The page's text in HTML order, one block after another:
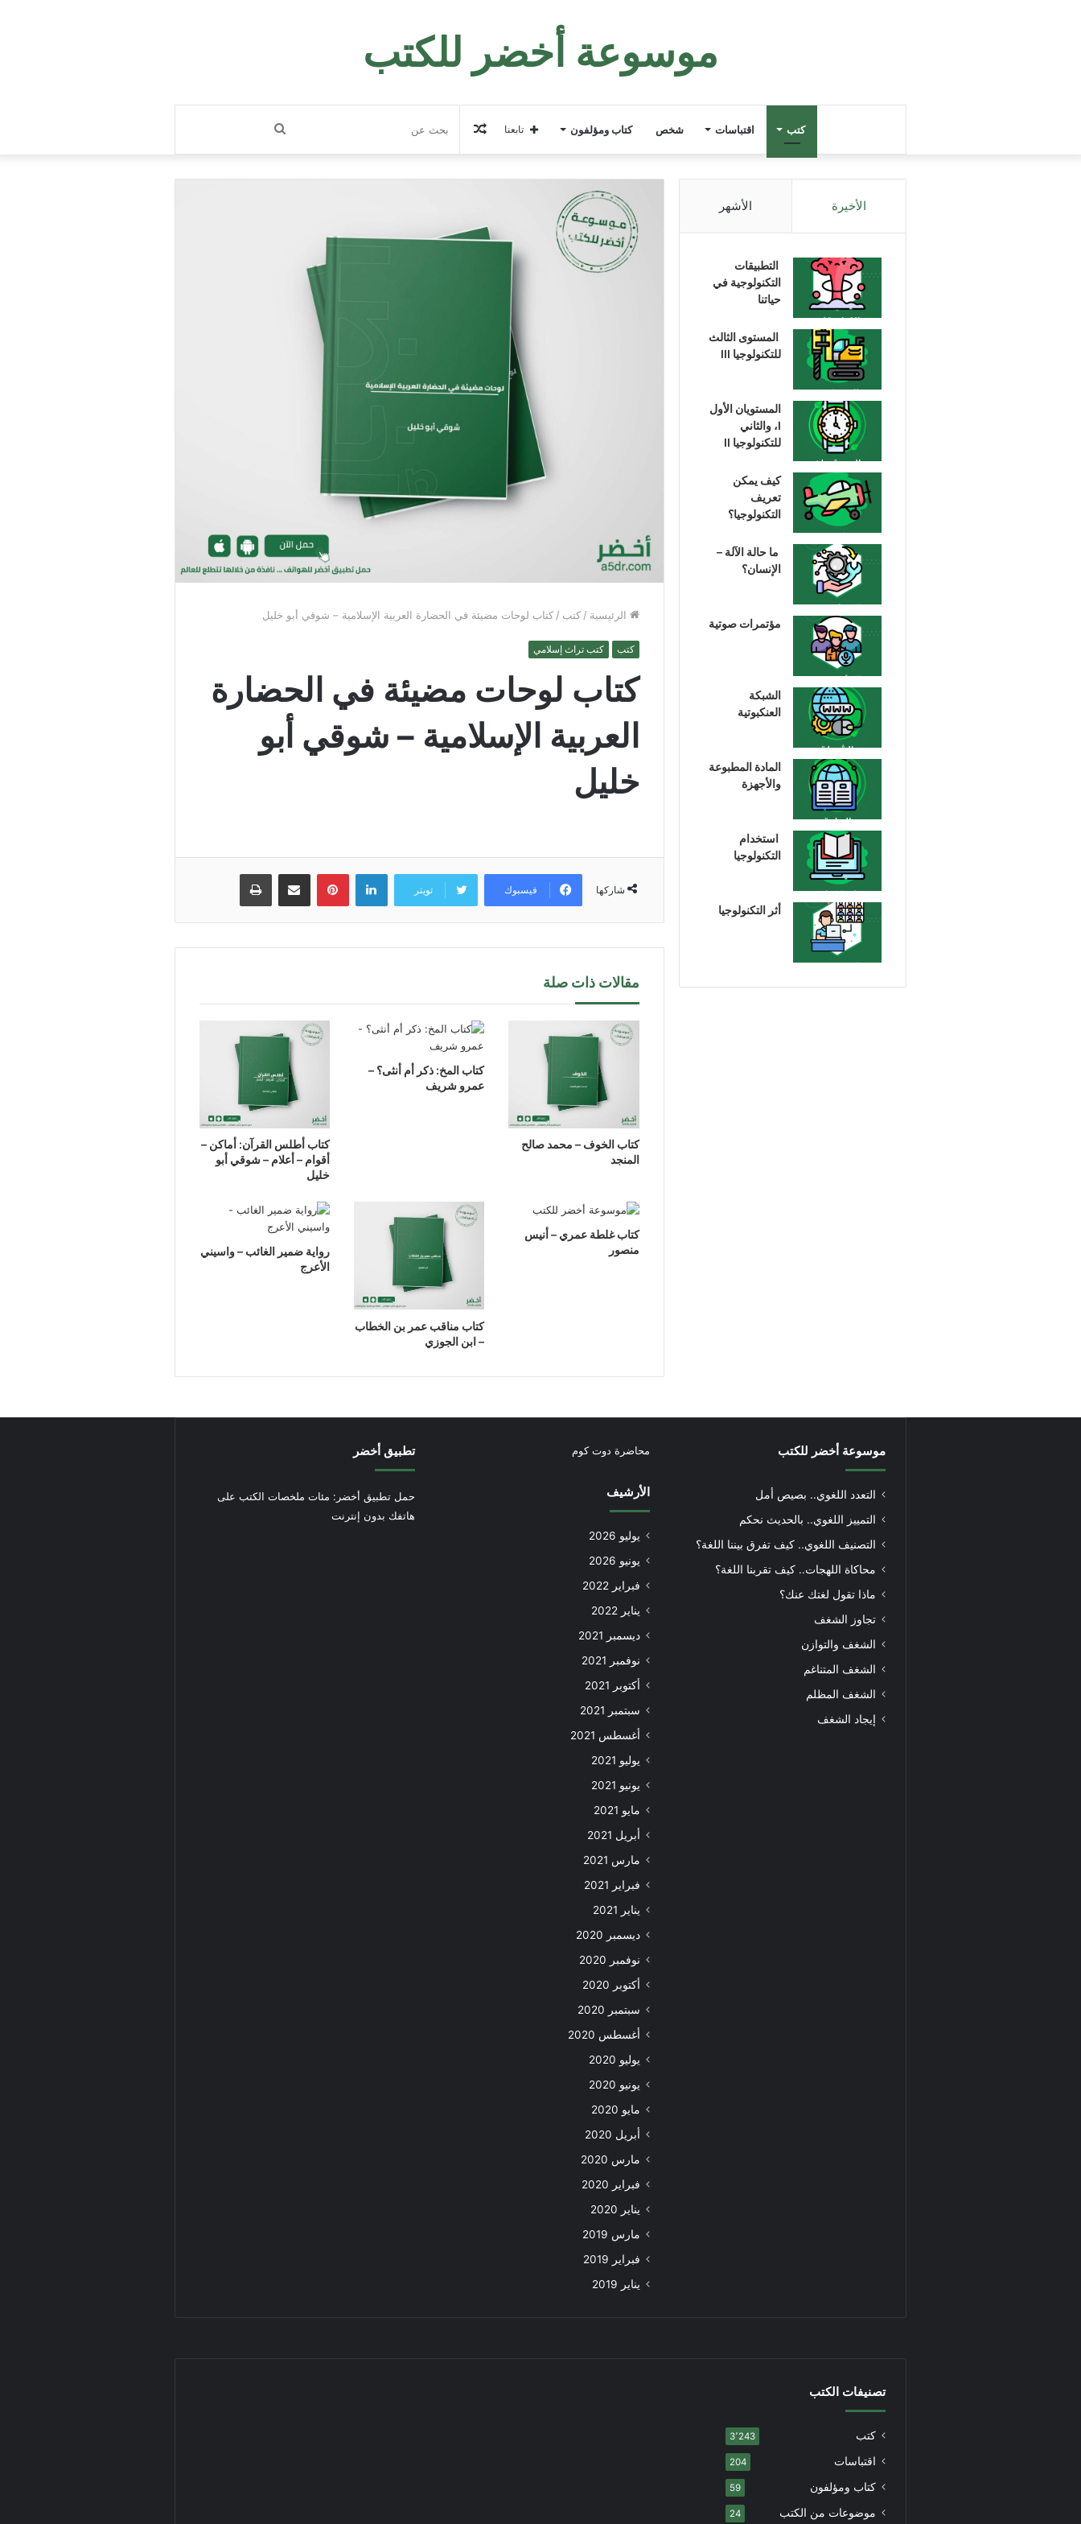
موسوعة أخضر للكتب
كتب اقتباسات شخص كتاب ومؤلفون بحث
عن
مقال
عشوائي
تابعنا
الرئيسية / كتب / كتاب لوحات مضيئة في الحضارة العربية الإسلامية – شوقي أبو خليل
كتب كتب تراث إسلامي
كتاب لوحات مضيئة في الحضارة
العربية الإسلامية – شوقي أبو
خليل
شاركها فيسبوك تويتر
لينكدإن بينتيريستمشاركة عبر البريد طباعة
مقالات ذات صلة
كتاب الخوف – محمد صالح
المنجد
كتاب المخ: ذكر أم أنثى؟ –
عمرو شريف
كتاب أطلس القرآن: أماكن –
أقوام – أعلام – شوقي أبو
خليل
كتاب غلطة عمري – أنيس
منصور
كتاب مناقب عمر بن الخطاب
– ابن الجوزي
رواية ضمير الغائب – واسيني
الأعرج
الأخيرة الأشهر
التطبيقات
التكنولوجية في
حياتنا
المستوى الثالث
للتكنولوجيا III
المستويان الأول
I، والثاني
للتكنولوجيا II
كيف يمكن
تعريف
التكنولوجيا؟
ما حالة الآلة –
الإنسان؟
مؤتمرات صوتية
الشبكة
العنكبوتية
المادة المطبوعة
والأجهزة
استخدام
التكنولوجيا
أثر التكنولوجيا
موسوعة أخضر للكتب
التعدد اللغوي.. بصيص أمل
التمييز اللغوي.. بالحديث نحكم
التصنيف اللغوي.. كيف تفرق بيننا اللغة؟
محاكاة اللهجات.. كيف تقربنا اللغة؟
ماذا تقول لغتك عنك؟
تجاوز الشغف
الشغف والتوازن
الشغف المتناغم
الشغف المظلم
إيجاد الشغف
محاضرة دوت كوم
الأرشيف
يوليو 2026
يونيو 2026
فبراير 2022
يناير 2022
ديسمبر 2021
نوفمبر 2021
أكتوبر 2021
سبتمبر 2021
أغسطس 2021
يوليو 2021
يونيو 2021
مايو 2021
أبريل 2021
مارس 2021
فبراير 2021
يناير 2021
ديسمبر 2020
نوفمبر 2020
أكتوبر 2020
سبتمبر 2020
أغسطس 2020
يوليو 2020
يونيو 2020
مايو 2020
أبريل 2020
مارس 2020
فبراير 2020
يناير 2020
مارس 2019
فبراير 2019
يناير 2019
تطبيق أخضر
حمل تطبيق أخضر: مئات ملخصات الكتب على
هاتفك بدون إنترنت
تصنيفات الكتب
كتب 3٬243
اقتباسات 204
كتاب ومؤلفون 59
موضوعات من الكتب 24